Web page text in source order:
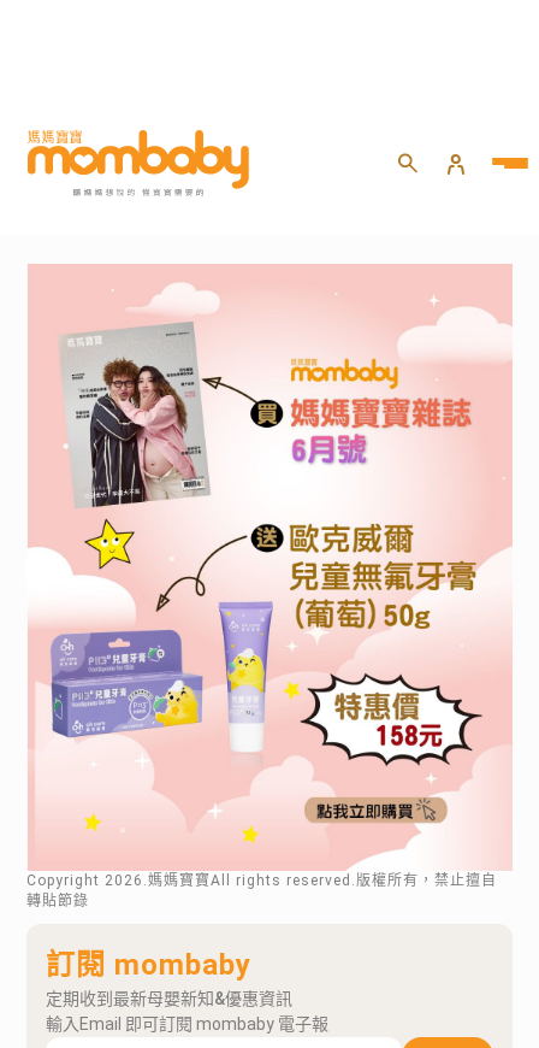
Copyright 2026 .媽媽寶寶All rights reserved.版權所有，禁止擅自
轉貼節錄
訂閱 mombaby
定期收到最新母嬰新知&優惠資訊
輸入Email 即可訂閱 mombaby 電子報